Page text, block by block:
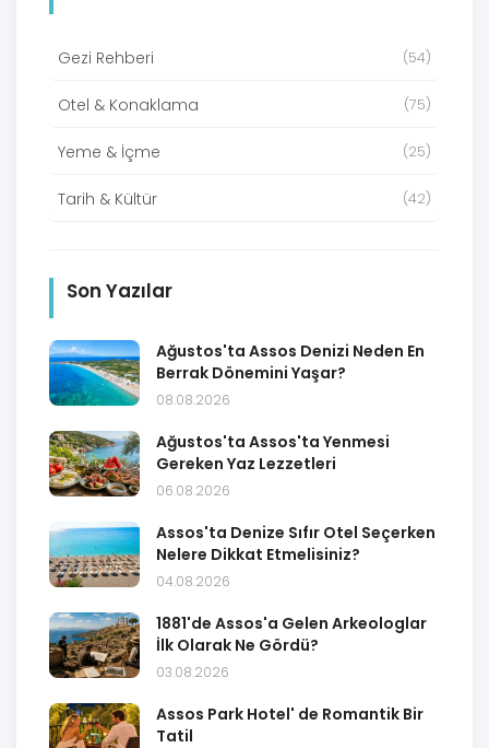
Gezi Rehberi (54)
Otel & Konaklama (75)
Yeme & İçme (25)
Tarih & Kültür (42)
Son Yazılar
Ağustos'ta Assos Denizi Neden En
Berrak Dönemini Yaşar?
08.08.2026
Ağustos'ta Assos'ta Yenmesi
Gereken Yaz Lezzetleri
06.08.2026
Assos'ta Denize Sıfır Otel Seçerken
Nelere Dikkat Etmelisiniz?
04.08.2026
1881'de Assos'a Gelen Arkeologlar
İlk Olarak Ne Gördü?
03.08.2026
Assos Park Hotel' de Romantik Bir
Tatil